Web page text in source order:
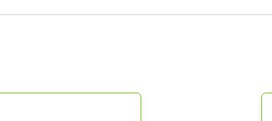
adet